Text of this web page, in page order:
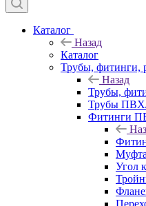
Каталог
Назад
Каталог
Трубы,
Назад
Трубы,
Трубы
Фитинги
Муфта
Угол